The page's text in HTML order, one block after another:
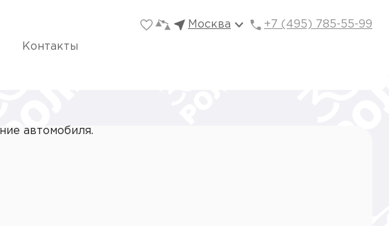
Москва +7 (495) 785-55-99
Контакты